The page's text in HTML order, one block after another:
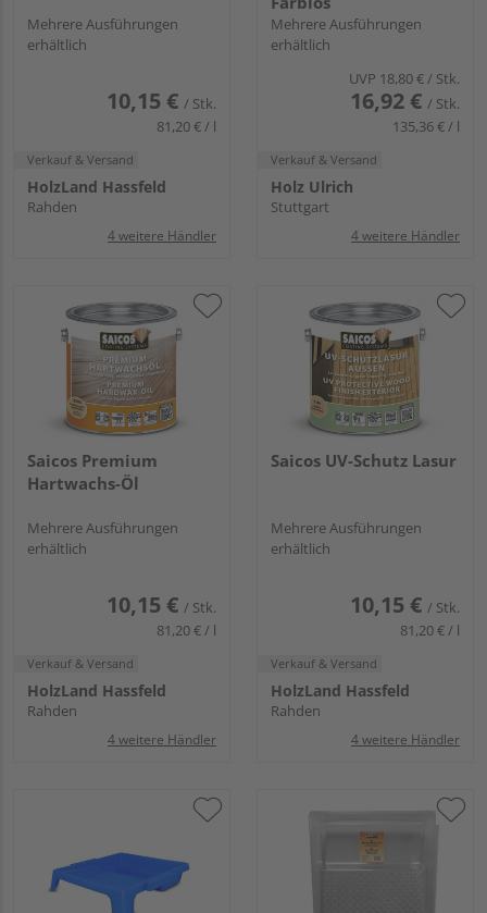
Mehrere Ausführungen
erhältlich
10,15 € / Stk.
81,20 € / l
Verkauf & Versand
HolzLand Hassfeld
Rahden
4 weitere Händler
Mehrere Ausführungen
erhältlich
UVP 18,80 €/ Stk.
16,92 € / Stk.
135,36 € / l
Verkauf & Versand
Holz Ulrich
Stuttgart
4 weitere Händler
Saicos Premium
Hartwachs-Öl
Mehrere Ausführungen
erhältlich
10,15 € / Stk.
81,20 € / l
Verkauf & Versand
HolzLand Hassfeld
Rahden
4 weitere Händler
Saicos UV-Schutz Lasur
Mehrere Ausführungen
erhältlich
10,15 € / Stk.
81,20 € / l
Verkauf & Versand
HolzLand Hassfeld
Rahden
4 weitere Händler